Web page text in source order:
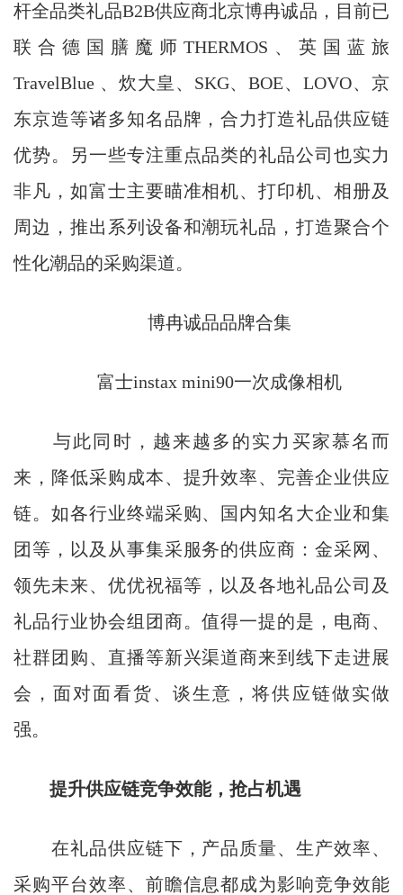
杆全品类礼品B2B供应商北京博冉诚品，目前已
联合德国膳魔师THERMOS、英国蓝旅
TravelBlue 、炊大皇、SKG、BOE、LOVO、京
东京造等诸多知名品牌，合力打造礼品供应链
优势。另一些专注重点品类的礼品公司也实力
非凡，如富士主要瞄准相机、打印机、相册及
周边，推出系列设备和潮玩礼品，打造聚合个
性化潮品的采购渠道。
博冉诚品品牌合集
富士instax mini90一次成像相机
与此同时，越来越多的实力买家慕名而
来，降低采购成本、提升效率、完善企业供应
链。如各行业终端采购、国内知名大企业和集
团等，以及从事集采服务的供应商：金采网、
领先未来、优优祝福等，以及各地礼品公司及
礼品行业协会组团商。值得一提的是，电商、
社群团购、直播等新兴渠道商来到线下走进展
会，面对面看货、谈生意，将供应链做实做
强。
提升供应链竞争效能，抢占机遇
在礼品供应链下，产品质量、生产效率、
采购平台效率、前瞻信息都成为影响竞争效能